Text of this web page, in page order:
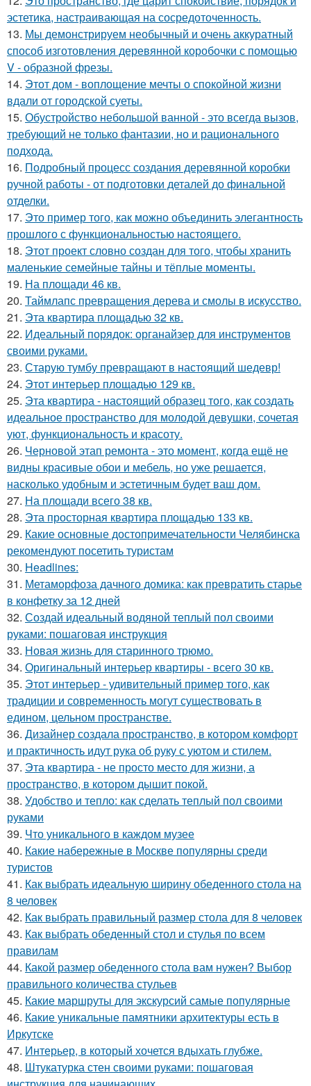
эстетика, настраивающая на сосредоточенность.
13. Мы демонстрируем необычный и очень аккуратный
способ изготовления деревянной коробочки с помощью
V - образной фрезы.
14. Этот дом - воплощение мечты о спокойной жизни
вдали от городской суеты.
15. Обустройство небольшой ванной - это всегда вызов,
требующий не только фантазии, но и рационального
подхода.
16. Подробный процесс создания деревянной коробки
ручной работы - от подготовки деталей до финальной
отделки.
17. Это пример того, как можно объединить элегантность
прошлого с функциональностью настоящего.
18. Этот проект словно создан для того, чтобы хранить
маленькие семейные тайны и тёплые моменты.
19. На площади 46 кв.
20. Таймлапс превращения дерева и смолы в искусство.
21. Эта квартира площадью 32 кв.
22. Идеальный порядок: органайзер для инструментов
своими руками.
23. Старую тумбу превращают в настоящий шедевр!
24. Этот интерьер площадью 129 кв.
25. Эта квартира - настоящий образец того, как создать
идеальное пространство для молодой девушки, сочетая
уют, функциональность и красоту.
26. Черновой этап ремонта - это момент, когда ещё не
видны красивые обои и мебель, но уже решается,
насколько удобным и эстетичным будет ваш дом.
27. На площади всего 38 кв.
28. Эта просторная квартира площадью 133 кв.
29. Какие основные достопримечательности Челябинска
рекомендуют посетить туристам
30. Headlines:
31. Метаморфоза дачного домика: как превратить старье
в конфетку за 12 дней
32. Создай идеальный водяной теплый пол своими
руками: пошаговая инструкция
33. Новая жизнь для старинного трюмо.
34. Оригинальный интерьер квартиры - всего 30 кв.
35. Этот интерьер - удивительный пример того, как
традиции и современность могут существовать в
едином, цельном пространстве.
36. Дизайнер создала пространство, в котором комфорт
и практичность идут рука об руку с уютом и стилем.
37. Эта квартира - не просто место для жизни, а
пространство, в котором дышит покой.
38. Удобство и тепло: как сделать теплый пол своими
руками
39. Что уникального в каждом музее
40. Какие набережные в Москве популярны среди
туристов
41. Как выбрать идеальную ширину обеденного стола на
8 человек
42. Как выбрать правильный размер стола для 8 человек
43. Как выбрать обеденный стол и стулья по всем
правилам
44. Какой размер обеденного стола вам нужен? Выбор
правильного количества стульев
45. Какие маршруты для экскурсий самые популярные
46. Какие уникальные памятники архитектуры есть в
Иркутске
47. Интерьер, в который хочется вдыхать глубже.
48. Штукатурка стен своими руками: пошаговая